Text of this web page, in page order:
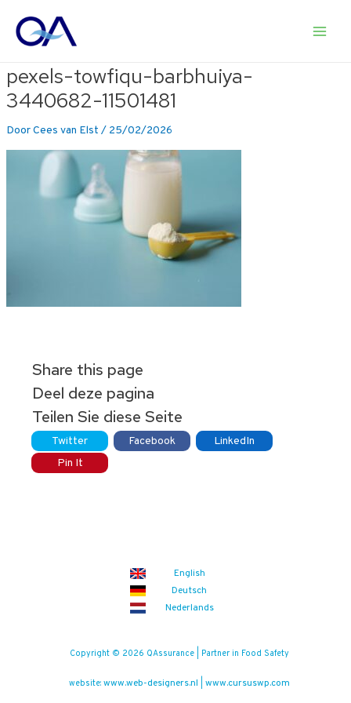
naar
pexels-towfiqu-barbhuiya-
3440682-11501481
DoorCees van Elst / 25/02/2026
Share this page
Deel deze pagina
Teilen Sie diese Seite
Twitter Facebook
LinkedIn
Pin It
English
Deutsch
Nederlands
Copyright © 2026 QAssurance | Partner in Food Safety
website: www.web-designers.nl www.cursuswp.com